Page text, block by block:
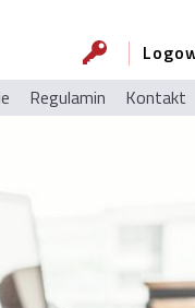
Regulamin Kontakt